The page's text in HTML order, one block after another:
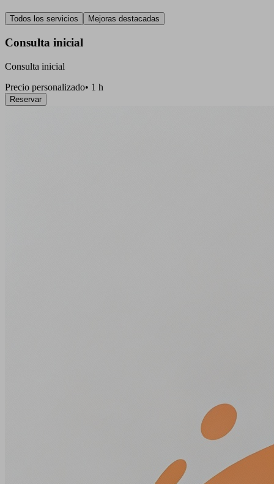
Todos los servicios Mejoras destacadas
Consulta inicial
Consulta inicial
Precio personalizado• 1 h
Reservar